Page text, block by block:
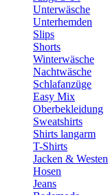
Unterwäsche
Unterhemden
Slips
Shorts
Winterwäsche
Nachtwäsche
Schlafanzüge
Easy Mix
Oberbekleidung
Sweatshirts
Shirts langarm
T-Shirts
Jacken & Westen
Hosen
Jeans